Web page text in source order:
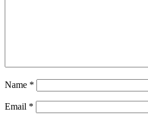
Name *
Email *